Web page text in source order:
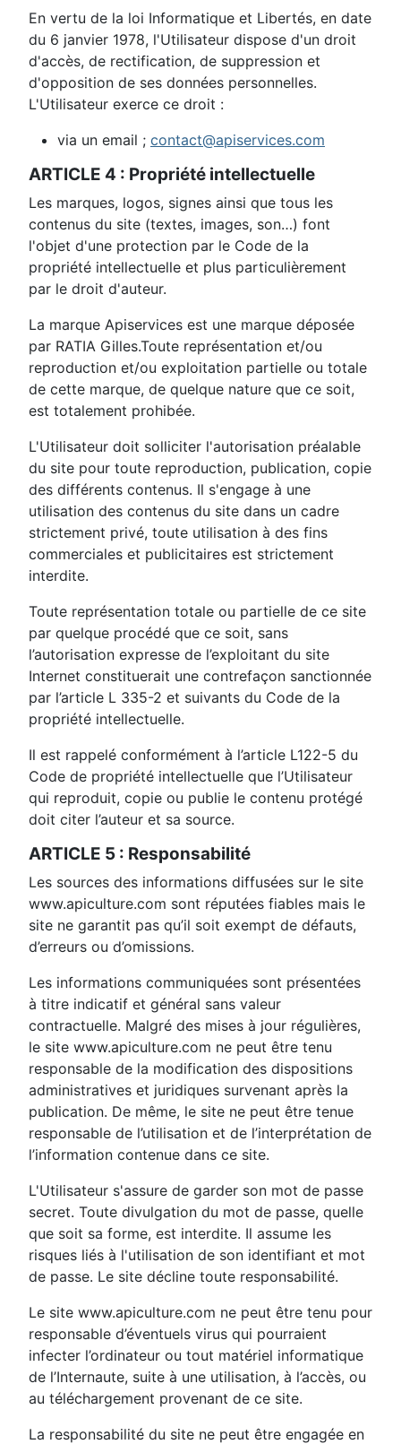
En vertu de la loi Informatique et Libertés, en date
du 6 janvier 1978, l'Utilisateur dispose d'un droit
d'accès, de rectification, de suppression et
d'opposition de ses données personnelles.
L'Utilisateur exerce ce droit :
via un email ; contact@apiservices.com
ARTICLE 4 : Propriété intellectuelle
Les marques, logos, signes ainsi que tous les
contenus du site (textes, images, son…) font
l'objet d'une protection par le Code de la
propriété intellectuelle et plus particulièrement
par le droit d'auteur.
La marque Apiservices est une marque déposée
par RATIA Gilles.Toute représentation et/ou
reproduction et/ou exploitation partielle ou totale
de cette marque, de quelque nature que ce soit,
est totalement prohibée.
L'Utilisateur doit solliciter l'autorisation préalable
du site pour toute reproduction, publication, copie
des différents contenus. Il s'engage à une
utilisation des contenus du site dans un cadre
strictement privé, toute utilisation à des fins
commerciales et publicitaires est strictement
interdite.
Toute représentation totale ou partielle de ce site
par quelque procédé que ce soit, sans
l’autorisation expresse de l’exploitant du site
Internet constituerait une contrefaçon sanctionnée
par l’article L 335-2 et suivants du Code de la
propriété intellectuelle.
Il est rappelé conformément à l’article L122-5 du
Code de propriété intellectuelle que l’Utilisateur
qui reproduit, copie ou publie le contenu protégé
doit citer l’auteur et sa source.
ARTICLE 5 : Responsabilité
Les sources des informations diffusées sur le site
www.apiculture.com sont réputées fiables mais le
site ne garantit pas qu’il soit exempt de défauts,
d’erreurs ou d’omissions.
Les informations communiquées sont présentées
à titre indicatif et général sans valeur
contractuelle. Malgré des mises à jour régulières,
le site www.apiculture.com ne peut être tenu
responsable de la modification des dispositions
administratives et juridiques survenant après la
publication. De même, le site ne peut être tenue
responsable de l’utilisation et de l’interprétation de
l’information contenue dans ce site.
L'Utilisateur s'assure de garder son mot de passe
secret. Toute divulgation du mot de passe, quelle
que soit sa forme, est interdite. Il assume les
risques liés à l'utilisation de son identifiant et mot
de passe. Le site décline toute responsabilité.
Le site www.apiculture.com ne peut être tenu pour
responsable d’éventuels virus qui pourraient
infecter l’ordinateur ou tout matériel informatique
de l’Internaute, suite à une utilisation, à l’accès, ou
au téléchargement provenant de ce site.
La responsabilité du site ne peut être engagée en